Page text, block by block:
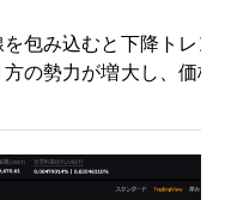
包み込むと下降トレン
の勢力が増大し、価格